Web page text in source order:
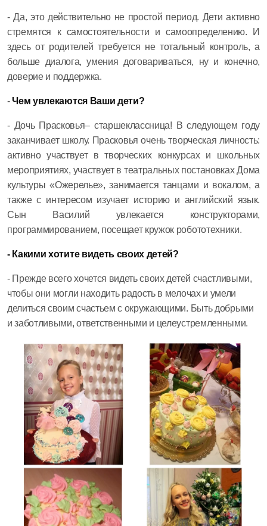
- Да, это действительно не простой период. Дети активно
стремятся к самостоятельности и самоопределению. И
здесь от родителей требуется не тотальный контроль, а
больше диалога, умения договариваться, ну и конечно,
доверие и поддержка.
-Чем увлекаются Ваши дети?
- Дочь Прасковья– старшеклассница! В следующем году
заканчивает школу. Прасковья очень творческая личность:
активно участвует в творческих конкурсах и школьных
мероприятиях, участвует в театральных постановках Дома
культуры «Ожерелье», занимается танцами и вокалом, а
также с интересом изучает историю и английский язык.
Сын Василий увлекается конструкторами,
программированием, посещает кружок робототехники.
- Какими хотите видеть своих детей?
- Прежде всего хочется видеть своих детей счастливыми,
чтобы они могли находить радость в мелочах и умели
делиться своим счастьем с окружающими. Быть добрыми
и заботливыми, ответственными и целеустремленными.